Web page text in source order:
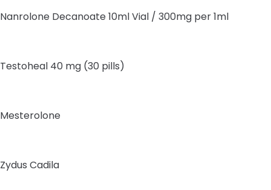
Nanrolone Decanoate 10ml Vial / 300mg per 1ml
Testoheal 40 mg (30 pills)
Mesterolone
Zydus Cadila